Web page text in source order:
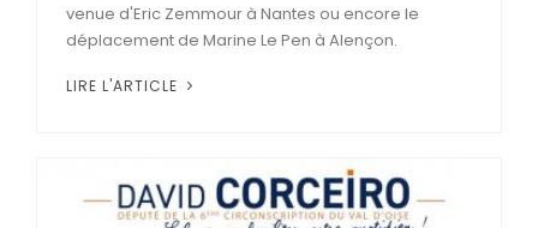
venue d'Eric Zemmour à Nantes ou encore le
déplacement de Marine Le Pen à Alençon.
LIRE L'ARTICLE